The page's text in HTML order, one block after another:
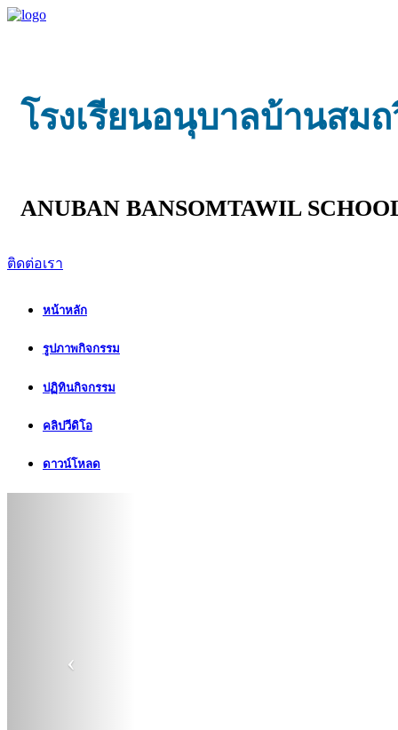
โรงเรียนอนุบาลบ้านสม
ANUBAN BANSOMTAWIL
ติดต่อเรา
หน้าหลัก
รูปภาพกิจกรรม
ปฏิทินกิจกรรม
คลิปวีดิโอ
ดาวน์โหลด